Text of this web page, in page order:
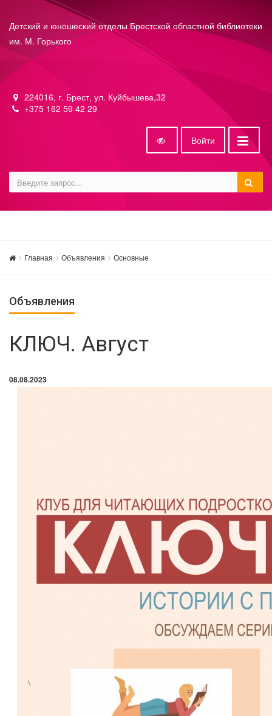
Детский и юношеский отделы Брестской областной библиотеки
им. М. Горького
224016, г. Брест, ул. Куйбышева,32
+375 162 59 42 29
Войти
Главная Объявления Основные
Объявления
КЛЮЧ. Август
08.08.2023